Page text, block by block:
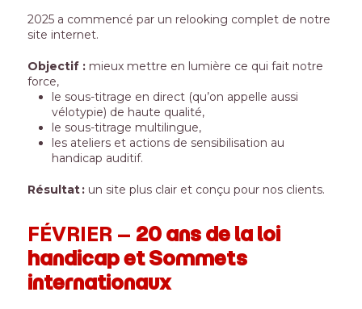
2025 a commencé par un relooking complet de notre
site internet.
Objectif :mieux mettre en lumière ce qui fait notre
force,
le sous-titrage en direct (qu’on appelle aussi
vélotypie) de haute qualité,
le sous-titrage multilingue,
les ateliers et actions de sensibilisation au
handicap auditif.
Résultat :un site plus clair et conçu pour nos clients.
FÉVRIER – 20 ans de la loi
handicap et Sommets
internationaux